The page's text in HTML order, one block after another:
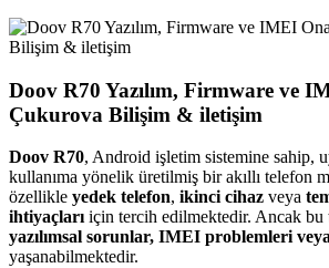
Doov R70 Yazılım, Firmware ve
Çukurova Bilişim & iletişim
Doov R70, Android işletim sistemine sahip,
kullanıma yönelik üretilmiş bir akıllı telefon
özellikle yedek telefon, ikinci cihaz veya
ihtiyaçlarıiçin tercih edilmektedir. Ancak bu
yazılımsal sorunlar, IMEI problemleri
yaşanabilmektedir.